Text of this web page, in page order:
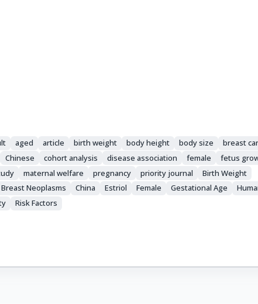
aged article birth weight body height body size
breast
Chinese cohort analysis disease association female
fetus
maternal welfare pregnancy priority journal
Birth Weight
Breast Neoplasms China Estriol Female Gestational Age
Risk Factors